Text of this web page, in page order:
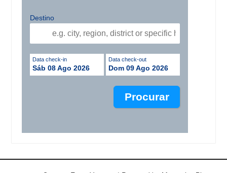
Destino
Data check-in
Sáb 08 Ago 2026
Data check-out
Dom 09 Ago 2026